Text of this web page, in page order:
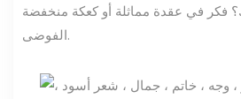
فكر في عقدة مماثلة أو كعكة منخفضة
الفوضى.